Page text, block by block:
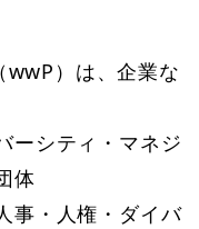
）は、企業な
ーシティ・マネジ
体
事・人権・ダイバ